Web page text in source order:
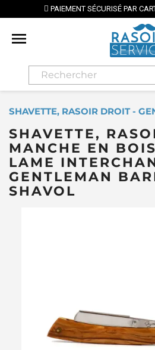
PAR CARTE BANCAIRE

SHAVETTE, RASOIR DROIT -
SHAVETTE,
MANCHE EN
LAME
GENTLEMAN
SHAVOL